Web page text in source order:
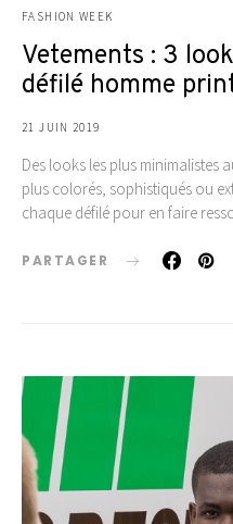
FASHION WEEK
Vetements : 3
défilé homme
21 JUIN 2019
Des looks les plus minimalistes
plus colorés, sophistiqués ou
chaque défilé pour en faire
PARTAGER